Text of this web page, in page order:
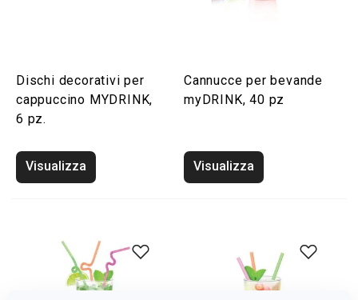
Dischi decorativi per
cappuccino MYDRINK,
6 pz.
Visualizza
Cannucce per bevande
myDRINK, 40 pz
Visualizza